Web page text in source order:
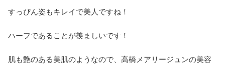
すっぴん姿もキレイで美人ですね！
ハーフであることが羨ましいです！
肌も艶のある美肌のようなので、高橋メアリージュンの美容